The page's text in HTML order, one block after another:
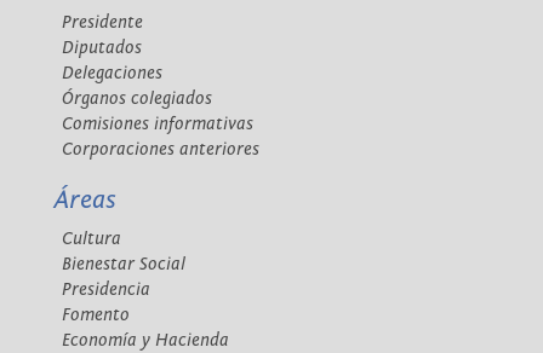
Presidente
Diputados
Delegaciones
Órganos colegiados
Comisiones informativas
Corporaciones anteriores
Áreas
Cultura
Bienestar Social
Presidencia
Fomento
Economía y Hacienda